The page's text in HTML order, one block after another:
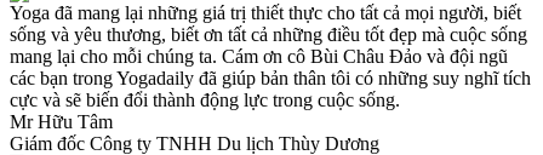
Yoga đã mang lại những giá trị thiết thực cho tất cả mọi người, biết
sống và yêu thương, biết ơn tất cả những điều tốt đẹp mà cuộc sống
mang lại cho mỗi chúng ta. Cám ơn cô Bùi Châu Đảo và đội ngũ
các bạn trong Yogadaily đã giúp bản thân tôi có những suy nghĩ tích
cực và sẽ biến đổi thành động lực trong cuộc sống.
Mr Hữu Tâm
Giám đốc Công ty TNHH Du lịch Thùy Dương